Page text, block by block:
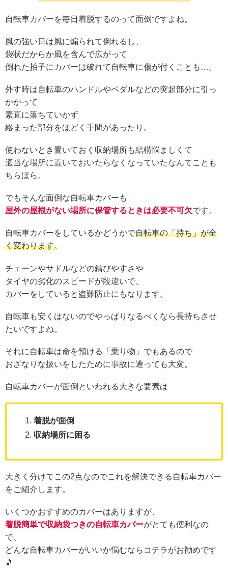
自転車カバーを毎日着脱するのって面倒ですよね。
風の強い日は風に煽られて倒れるし、
袋状だからか風を含んで広がって
倒れた拍子にカバーは破れて自転車に傷が付くことも…。
外す時は自転車のハンドルやペダルなどの突起部分に引っ
かかって
素直に落ちていかず
絡まった部分をほどく手間があったり。
使わないとき置いておく収納場所も結構悩ましくて
適当な場所に置いておいたらなくなっていたなんてことも
ちらほら。
でもそんな面倒な自転車カバーも
屋外の屋根がない場所に保管するときは必要不可欠です。
自転車カバーをしているかどうかで自転車の「持ち」が全
く変わります。
チェーンやサドルなどの錆びやすさや
タイヤの劣化のスピードが段違いで、
カバーをしていると盗難防止にもなります。
自転車も安くはないのでやっぱりなるべくなら長持ちさせ
たいですよね。
それに自転車は命を預ける「乗り物」でもあるので
おざなりな扱いをしたために事故に遭っても大変。
自転車カバーが面倒といわれる大きな要素は
着脱が面倒
収納場所に困る
大きく分けてこの2点なのでこれを解決できる自転車カバー
をご紹介します。
いくつかおすすめのカバーはありますが、
着脱簡単で収納袋つきの自転車カバーがとても便利なの
で、
どんな自転車カバーがいいか悩むならコチラがお勧めです
🎵